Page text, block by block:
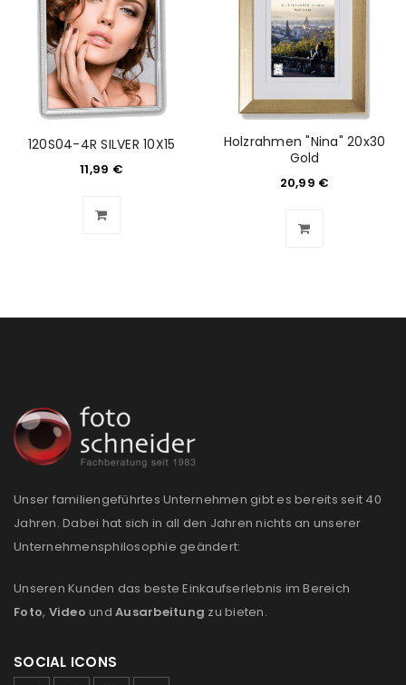
Anmeldeformular geschützt durch
ANMELDEN
PASSWORT VERGESSEN?
REGISTRIEREN
E-Mail-Adresse
120S04-4R SILVER 10X15
11,99 €
Holzrahmen "Nina" 20x30
Gold
20,99 €
Unser familiengeführtes Unternehmen gibt es bereits seit 40
Jahren. Dabei hat sich in all den Jahren nichts an unserer
Unternehmensphilosophie geändert:
Unseren Kunden das beste Einkaufserlebnis im Bereich
Foto, Video und Ausarbeitung zu bieten.
SOCIAL ICONS